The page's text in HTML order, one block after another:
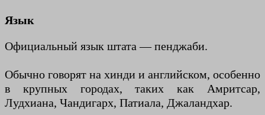
Язык
Официальный язык штата — пенджаби.
Обычно говорят на хинди и английском, особенно
в крупных городах, таких как Амритсар,
Лудхиана, Чандигарх, Патиала, Джаландхар.